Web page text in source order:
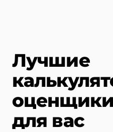
Лучшие
оценщики
для вас